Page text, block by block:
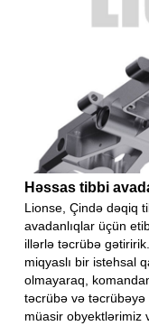
Həssas tibbi
Lionse, Çində dəqiq
avadanlıqlar üçün
illərlə təcrübə
miqyaslı bir istehsal
olmayaraq,
təcrübə və təcrübəyə
müasir obyektlərimiz